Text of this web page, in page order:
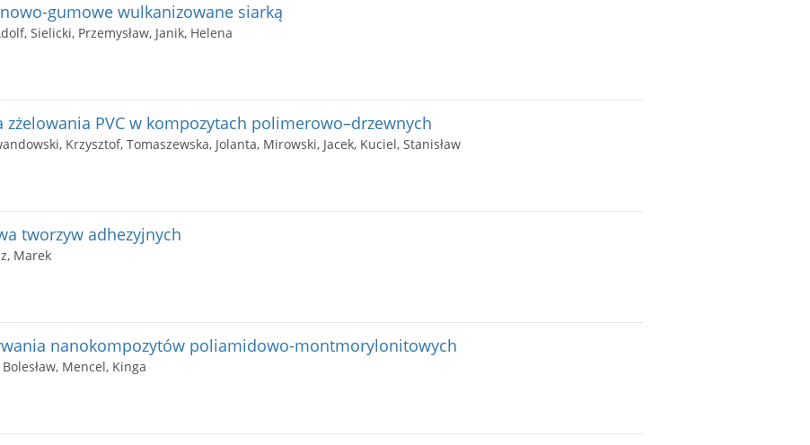
gumowe wulkanizowane siarką
Sielicki, Przemysław, Janik, Helena
PVC w kompozytach polimerowo–drzewnych
Krzysztof, Tomaszewska, Jolanta, Mirowski, Jacek, Kuciel, Stanisław
tworzyw adhezyjnych
Marek
nanokompozytów poliamidowo-montmorylonitowych
Mencel, Kinga